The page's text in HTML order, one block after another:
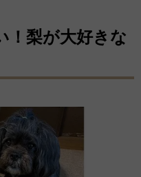
！梨が大好きな